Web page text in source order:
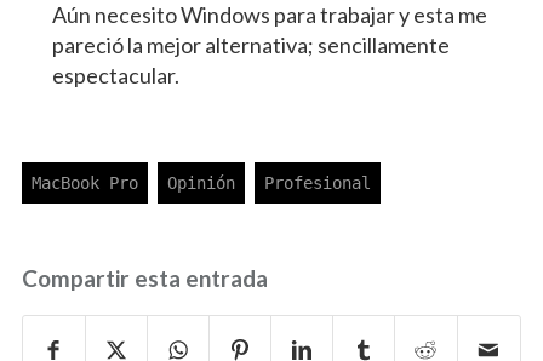
Aún necesito Windows para trabajar y esta me
pareció la mejor alternativa; sencillamente
espectacular.
Compartir esta entrada